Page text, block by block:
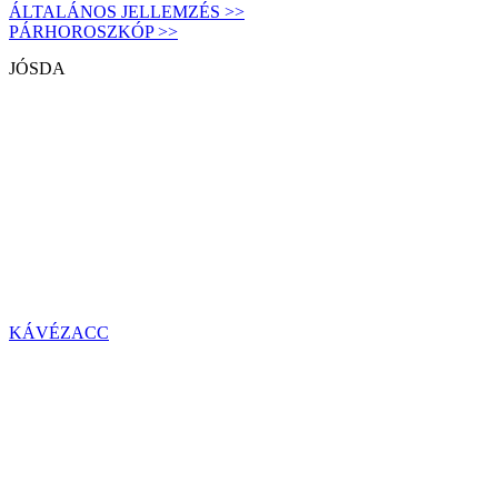
ÁLTALÁNOS JELLEMZÉS >>
PÁRHOROSZKÓP >>
JÓSDA
KÁVÉZACC